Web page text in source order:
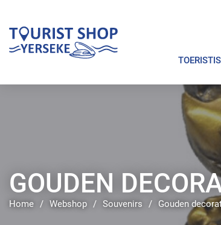
GOUDEN
Home / Webshop / Souvenirs / Gouden